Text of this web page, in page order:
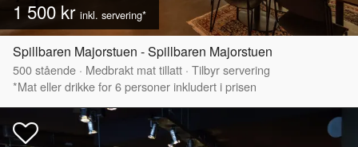
1 500 kr inkl. servering*
Spillbaren Majorstuen - Spillbaren Majorstuen
500stående · Medbrakt mat tillatt · Tilbyr servering
*Mat eller drikke for 6 personer inkludert i prisen